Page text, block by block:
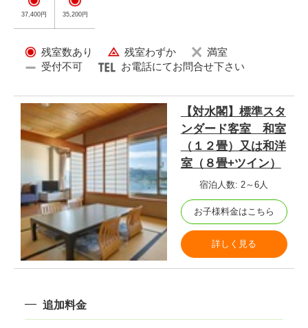
朝食バイキング会場
37,400円 35,200円
残室数あり 残室わずか
満室
受付不可
お電話にてお問合せ下さい
【対水閣】標準スタ
ンダード客室 和室
（１２畳）又は和洋
室（８畳+ツイン）
宿泊人数: 2～6人
お子様料金はこちら
詳しく見る
追加料金